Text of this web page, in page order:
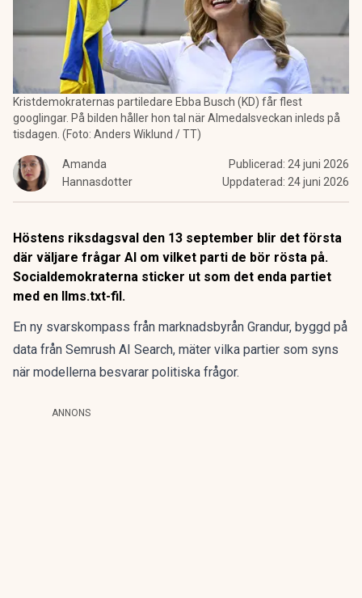
Kristdemokraternas partiledare Ebba Busch (KD) får flest
googlingar. På bilden håller hon tal när Almedalsveckan inleds på
tisdagen. (Foto: Anders Wiklund / TT)
Amanda
Hannasdotter
Publicerad: 24 juni 2026
Uppdaterad: 24 juni 2026
Höstens riksdagsval den 13 september blir det första
där väljare frågar AI om vilket parti de bör rösta på.
Socialdemokraterna sticker ut som det enda partiet
med en llms.txt-fil.
En ny svarskompass från marknadsbyrån Grandur, byggd på
data från Semrush AI Search, mäter vilka partier som syns
när modellerna besvarar politiska frågor.
ANNONS